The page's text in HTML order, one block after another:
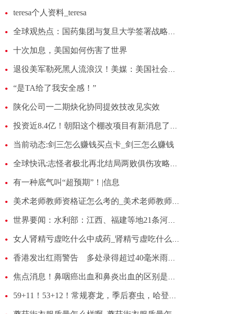
teresa个人资料_teresa
十次加息，美国如何伤害了世界
“是TA给了我安全感！”
陕化公司一二期炔化协同提效技改见实效
当前动态:剑三怎么赚钱买点卡_剑三怎么赚钱
有一种底气叫“超预期”！|信息